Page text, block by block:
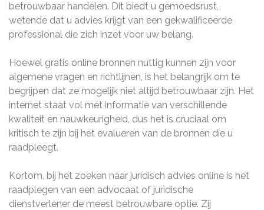
betrouwbaar handelen. Dit biedt u gemoedsrust,
wetende dat u advies krijgt van een gekwalificeerde
professional die zich inzet voor uw belang.
Hoewel gratis online bronnen nuttig kunnen zijn voor
algemene vragen en richtlijnen, is het belangrijk om te
begrijpen dat ze mogelijk niet altijd betrouwbaar zijn. Het
internet staat vol met informatie van verschillende
kwaliteit en nauwkeurigheid, dus het is cruciaal om
kritisch te zijn bij het evalueren van de bronnen die u
raadpleegt.
Kortom, bij het zoeken naar juridisch advies online is het
raadplegen van een advocaat of juridische
dienstverlener de meest betrouwbare optie. Zij